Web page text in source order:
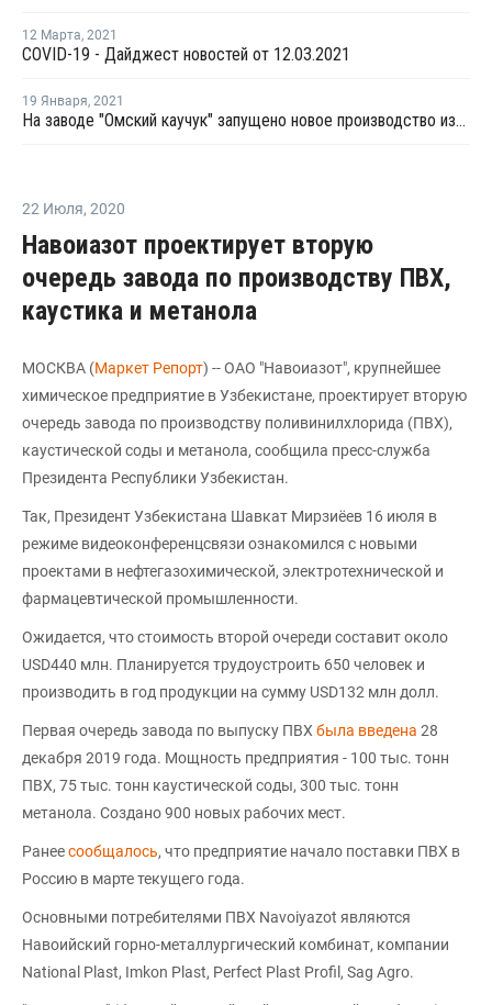
12 Марта, 2021
COVID-19 - Дайджест новостей от 12.03.2021
19 Января, 2021
На заводе "Омский каучук" запущено новое производство изопропилового спирта
22 Июля, 2020
Навоиазот проектирует вторую
очередь завода по производству ПВХ,
каустика и метанола
МОСКВА (Маркет Репорт) -- ОАО "Навоиазот", крупнейшее
химическое предприятие в Узбекистане, проектирует вторую
очередь завода по производству поливинилхлорида (ПВХ),
каустической соды и метанола, сообщила пресс-служба
Президента Республики Узбекистан.
Так, Президент Узбекистана Шавкат Мирзиёев 16 июля в
режиме видеоконференцсвязи ознакомился с новыми
проектами в нефтегазохимической, электротехнической и
фармацевтической промышленности.
Ожидается, что стоимость второй очереди составит около
USD440 млн. Планируется трудоустроить 650 человек и
производить в год продукции на сумму USD132 млн долл.
Первая очередь завода по выпуску ПВХ была введена 28
декабря 2019 года. Мощность предприятия - 100 тыс. тонн
ПВХ, 75 тыс. тонн каустической соды, 300 тыс. тонн
метанола. Создано 900 новых рабочих мест.
Ранеесообщалось, что предприятие начало поставки ПВХ в
Россию в марте текущего года.
Основными потребителями ПВХ Navoiyazot являются
Навоийский горно-металлургический комбинат, компании
National Plast, Imkon Plast, Perfect Plast Profil, Sag Agro.